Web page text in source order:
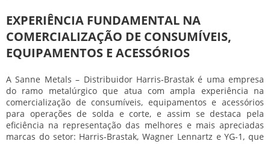
EXPERIÊNCIA FUNDAMENTAL NA
COMERCIALIZAÇÃO DE CONSUMÍVEIS,
EQUIPAMENTOS E ACESSÓRIOS
A Sanne Metals – Distribuidor Harris-Brastak é uma empresa
do ramo metalúrgico que atua com ampla experiência na
comercialização de consumíveis, equipamentos e acessórios
para operações de solda e corte, e assim se destaca pela
eficiência na representação das melhores e mais apreciadas
marcas do setor: Harris-Brastak, Wagner Lennartz e YG-1, que